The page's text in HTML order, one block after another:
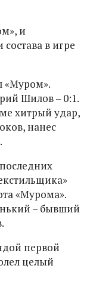
и
в игре
«Муром».
Шилов – 0:1.
хитрый удар,
нанес
«Мурома».
– бывший
первой
целый